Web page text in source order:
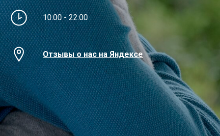
10:00 - 22:00
Отзывы о нас на Яндексе